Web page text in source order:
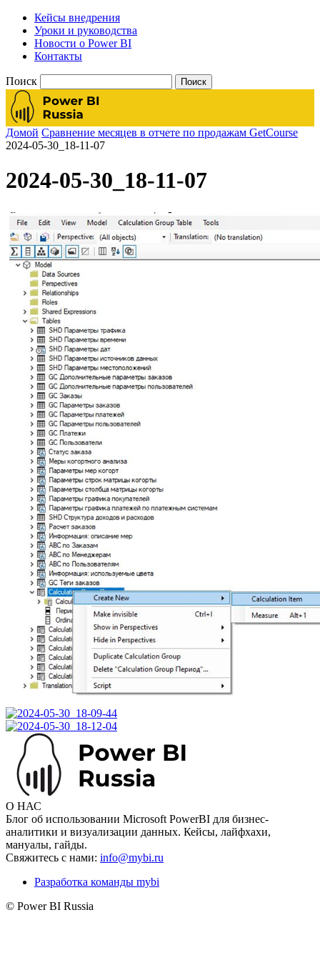
Кейсы внедрения
Уроки и руководства
Новости о Power BI
Контакты
Поиск
Домой Сравнение месяцев в отчете по продажам GetCourse
2024-05-30_18-11-07
2024-05-30_18-11-07
О НАС
Блог об использовании Microsoft PowerBI для бизнес-
аналитики и визуализации данных. Кейсы, лайфхахи,
мануалы, гайды.
Свяжитесь с нами: info@mybi.ru
Разработка команды mybi
© Power BI Russia